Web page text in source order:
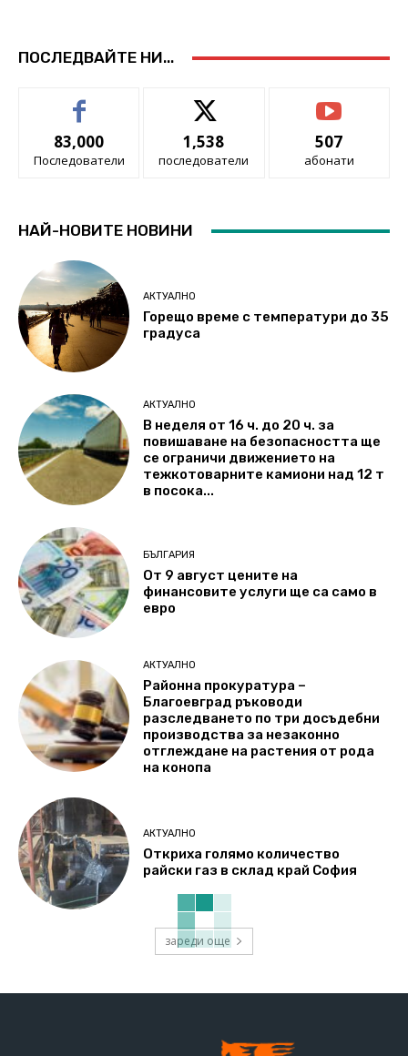
ПОСЛЕДВАЙТЕ НИ...
83,000
Последователи
1,538
последователи
507
абонати
НАЙ-НОВИТЕ НОВИНИ
АКТУАЛНО
Горещо време с температури до 35
градуса
АКТУАЛНО
В неделя от 16 ч. до 20 ч. за
повишаване на безопасността ще
се ограничи движението на
тежкотоварните камиони над 12 т
в посока...
БЪЛГАРИЯ
От 9 август цените на
финансовите услуги ще са само в
евро
АКТУАЛНО
Районна прокуратура –
Благоевград ръководи
разследването по три досъдебни
производства за незаконно
отглеждане на растения от рода
на конопа
АКТУАЛНО
Откриха голямо количество
райски газ в склад край София
зареди още